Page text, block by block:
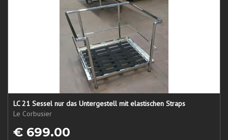
LC 21 Sessel nur das Untergestell mit elastischen Straps
Le Corbusier
€ 699.00